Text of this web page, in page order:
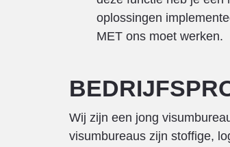
oplossingen
MET ons moet werken.
Wij zijn een jong
visumbureaus zijn stoffige,